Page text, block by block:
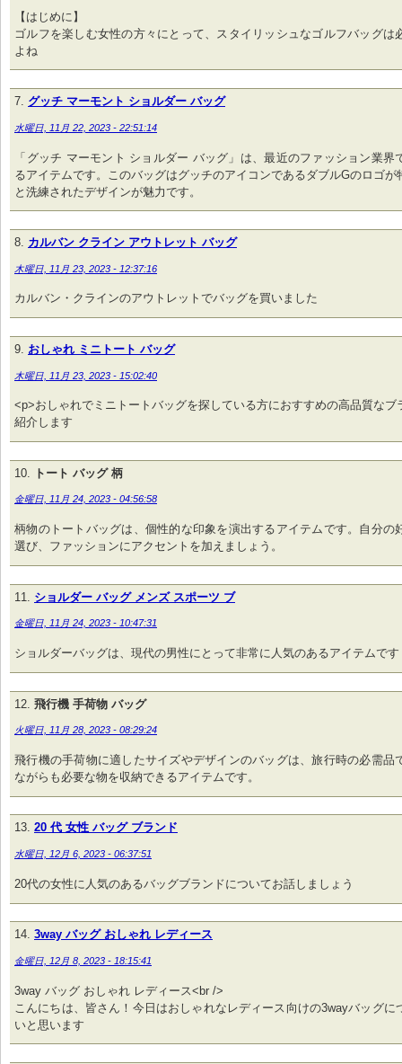
【はじめに】
ゴルフを楽しむ女性の方々にとって、スタイリッシュなゴルフバッグは
よね
グッチ マーモント ショルダー バッグ
水曜日, 11月 22, 2023 - 22:51:14
「​グッチ​ マーモント ショルダー バッグ」は、最近のファッション業界
るアイテムです。このバッグはグッチのアイコンであるダブルGのロゴが
と洗練されたデザインが魅力です。
カルバン クライン アウトレット バッグ
木曜日, 11月 23, 2023 - 12:37:16
カルバン・クラインのアウトレットでバッグを買いました
おしゃれ ミニトート バッグ
木曜日, 11月 23, 2023 - 15:02:40
<p>おしゃれでミニトートバッグを探している方におすすめの高品質なブ
紹介します
トート バッグ 柄
金曜日, 11月 24, 2023 - 04:56:58
柄物のトートバッグは、個性的な印象を演出するアイテムです。自分の
選び、ファッションにアクセントを加えましょう。
ショルダー バッグ メンズ スポーツ ブ
金曜日, 11月 24, 2023 - 10:47:31
ショルダーバッグは、現代の男性にとって非常に人気のあるアイテムです
飛行機 手荷物 バッグ
火曜日, 11月 28, 2023 - 08:29:24
飛行機の手荷物に適したサイズやデザインのバッグは、旅行時の必需品
ながらも必要な物を収納できるアイテムです。
20 代 女性 バッグ ブランド
水曜日, 12月 6, 2023 - 06:37:51
20代の女性に人気のあるバッグブランドについてお話しましょう
3way バッグ おしゃれ レディース
金曜日, 12月 8, 2023 - 18:15:41
3way バッグ おしゃれ レディース<br />
こんにちは、皆さん！今日はおしゃれなレディース向けの3wayバッグに
いと思います